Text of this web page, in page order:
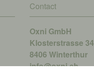
Contact
Oxni GmbH
Klosterstrasse 34
8406 Winterthur
info@oxni.ch